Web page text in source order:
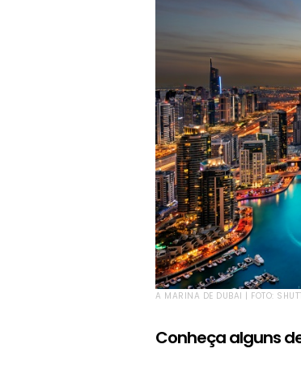
A MARINA DE DUBAI | FOTO:
Conheça alguns